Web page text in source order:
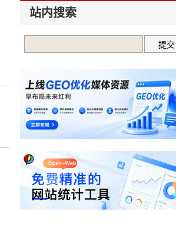
站内搜索